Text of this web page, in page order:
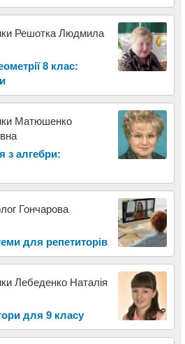
Решотка Людмила
8 клас:
Матюшенко
з алгебри:
Гончарова
для репетиторів
Лебеденко Наталія
для 9 класу